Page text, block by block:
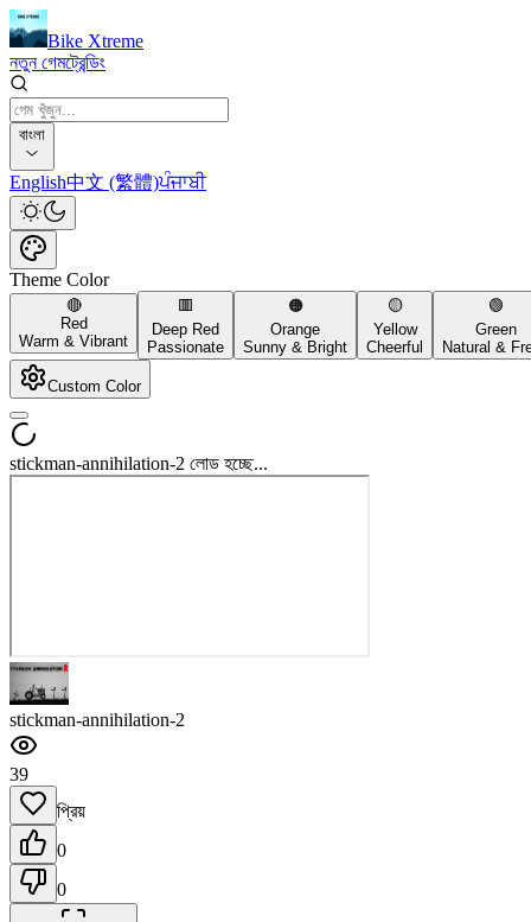
Bike Xtreme
নতুন গেমট্রেন্ডিং
বাংলা
English中文 (繁體)ਪੰਜਾਬੀ
Theme Color
🔴
Red
Warm & Vibrant
🟥
Deep Red
Passionate
🟠
Orange
Sunny & Bright
🟡
Yellow
Cheerful
🟢
Green
Natural &
Custom Color
stickman-annihilation-2 লোড হচ্ছে...
stickman-annihilation-2
39
প্রিয়
0
0